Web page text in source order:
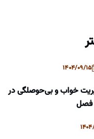
1404/09/15
خواب و بی‌حوصلگی در
فصل